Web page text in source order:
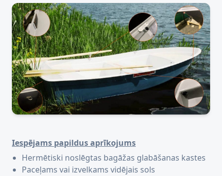
Iespējams papildus aprīkojums
Hermētiski noslēgtas bagāžas glabāšanas kastes
Paceļams vai izvelkams vidējais sols